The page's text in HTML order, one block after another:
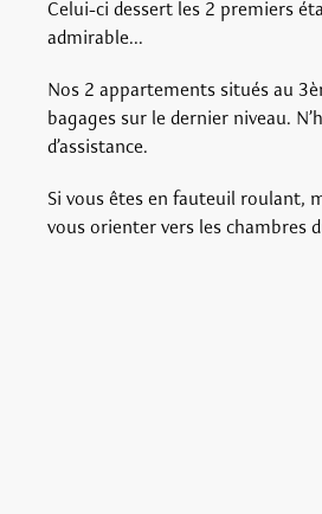
Celui-ci dessert les 2 premiers
admirable...
Nos 2 appartements situés au
bagages sur le dernier niveau.
d’assistance.
Si vous êtes en fauteuil roulant,
vous orienter vers les chambres